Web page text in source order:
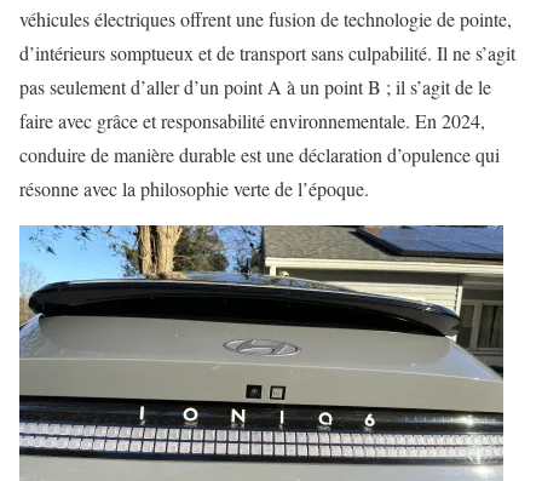
véhicules électriques offrent une fusion de technologie de pointe,
d’intérieurs somptueux et de transport sans culpabilité. Il ne s’agit
pas seulement d’aller d’un point A à un point B ; il s’agit de le
faire avec grâce et responsabilité environnementale. En 2024,
conduire de manière durable est une déclaration d’opulence qui
résonne avec la philosophie verte de l’époque.